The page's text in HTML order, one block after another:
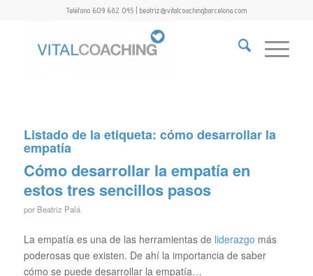
Teléfono 609 682 045 | beatriz@vitalcoachingbarcelona.com
Listado de la etiqueta: cómo desarrollar la
empatía
Cómo desarrollar la empatía en
estos tres sencillos pasos
por Beatriz Palá
La empatía es una de las herramientas de liderazgo más
poderosas que existen. De ahí la importancia de saber
cómo se puede desarrollar la empatía…